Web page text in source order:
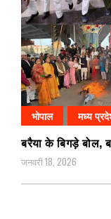
भोपाल मध्य
बरैया के बिगड़े बोल,
जनवरी 18, 2026